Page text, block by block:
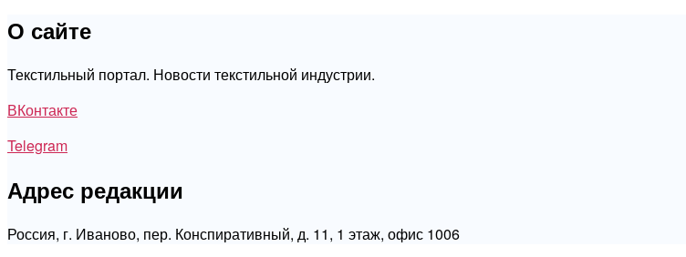
О сайте
Текстильный портал. Новости текстильной индустрии.
ВКонтакте
Telegram
Адрес редакции
Россия, г. Иваново, пер. Конспиративный, д. 11, 1 этаж, офис 1006